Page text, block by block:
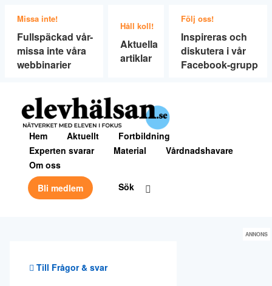
Missa inte!
Fullspäckad vår-
missa inte våra
webbinarier
Håll koll!
Aktuella
artiklar
Följ oss!
Inspireras och
diskutera i vår
Facebook-grupp
Hem Aktuellt
Fortbildning
Experten svarar
Material
Vårdnadshavare
Om oss
Bli medlem
Sök
Till Frågor & svar
ANNONS